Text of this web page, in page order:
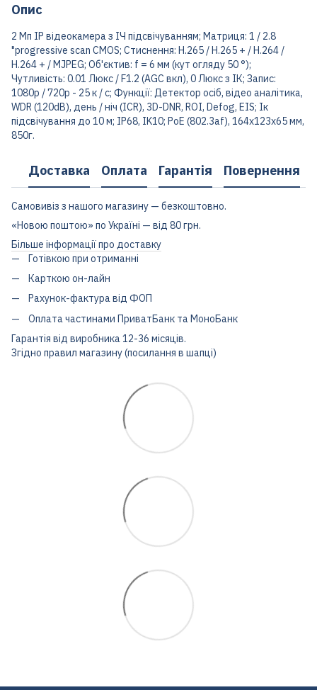
Опис
2 Мп IP відеокамера з ІЧ підсвічуванням; Матриця: 1 / 2.8
"progressive scan CMOS; Стиснення: Н.265 / Н.265 + / H.264 /
H.264 + / MJPEG; Об'єктив: f = 6 мм (кут огляду 50 °);
Чутливість: 0.01 Люкс / F1.2 (AGC вкл), 0 Люкс з ІК; Запис:
1080р / 720р - 25 к / с; Функції: Детектор осіб, відео аналітика,
WDR (120dB), день / ніч (ICR), 3D-DNR, ROI, Defog, EIS; Ік
підсвічування до 10 м; IP68, IK10; PоE (802.3af), 164x123x65 мм,
850г.
Доставка Оплата Гарантія Повернення
Самовивіз з нашого магазину — безкоштовно.
«Новою поштою» по Україні — від 80 грн.
Більше інформації про доставку
Готівкою при отриманні
Карткою он-лайн
Рахунок-фактура від ФОП
Оплата частинами ПриватБанк та МоноБанк
Гарантія від виробника 12-36 місяців.
Згідно правил магазину (посилання в шапці)